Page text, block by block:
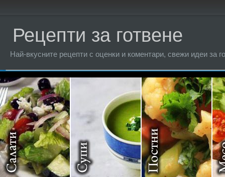
Рецепти за готвене
Най-вкусните рецепти с оценки и коментари, свежи идеи за